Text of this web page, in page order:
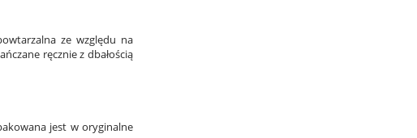
ze względu na
ręcznie z dbałością
jest w oryginalne